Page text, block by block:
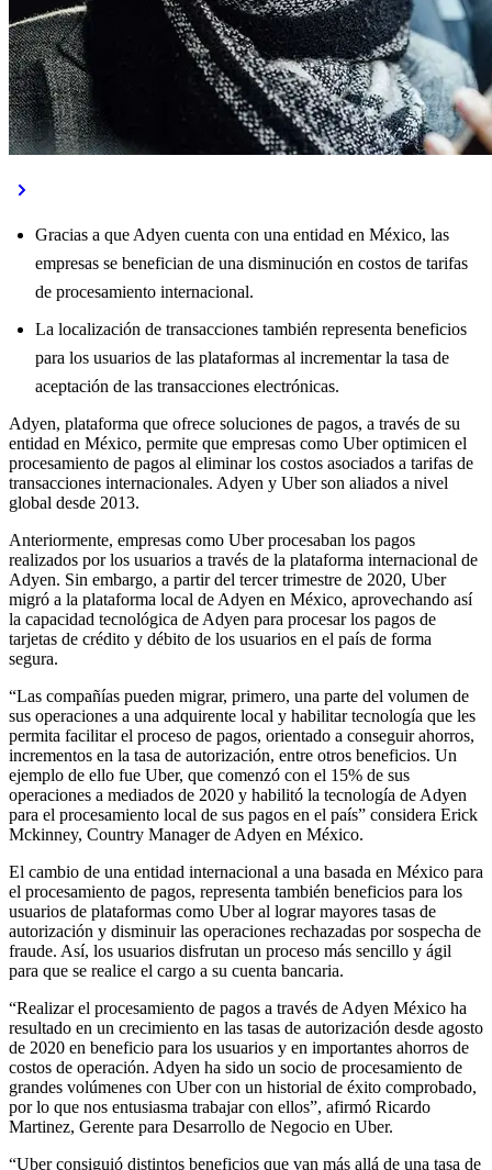
Gracias a que Adyen cuenta con una entidad en México, las
empresas se benefician de una disminución en costos de tarifas
de procesamiento internacional.
La localización de transacciones también representa beneficios
para los usuarios de las plataformas al incrementar la tasa de
aceptación de las transacciones electrónicas.
Adyen, plataforma que ofrece soluciones de pagos, a través de su
entidad en México, permite que empresas como Uber optimicen el
procesamiento de pagos al eliminar los costos asociados a tarifas de
transacciones internacionales. Adyen y Uber son aliados a nivel
global desde 2013.
Anteriormente, empresas como Uber procesaban los pagos
realizados por los usuarios a través de la plataforma internacional de
Adyen. Sin embargo, a partir del tercer trimestre de 2020, Uber
migró a la plataforma local de Adyen en México, aprovechando así
la capacidad tecnológica de Adyen para procesar los pagos de
tarjetas de crédito y débito de los usuarios en el país de forma
segura.
“Las compañías pueden migrar, primero, una parte del volumen de
sus operaciones a una adquirente local y habilitar tecnología que les
permita facilitar el proceso de pagos, orientado a conseguir ahorros,
incrementos en la tasa de autorización, entre otros beneficios. Un
ejemplo de ello fue Uber, que comenzó con el 15% de sus
operaciones a mediados de 2020 y habilitó la tecnología de Adyen
para el procesamiento local de sus pagos en el país” considera Erick
Mckinney, Country Manager de Adyen en México.
El cambio de una entidad internacional a una basada en México para
el procesamiento de pagos, representa también beneficios para los
usuarios de plataformas como Uber al lograr mayores tasas de
autorización y disminuir las operaciones rechazadas por sospecha de
fraude. Así, los usuarios disfrutan un proceso más sencillo y ágil
para que se realice el cargo a su cuenta bancaria.
“Realizar el procesamiento de pagos a través de Adyen México ha
resultado en un crecimiento en las tasas de autorización desde agosto
de 2020 en beneficio para los usuarios y en importantes ahorros de
costos de operación. Adyen ha sido un socio de procesamiento de
grandes volúmenes con Uber con un historial de éxito comprobado,
por lo que nos entusiasma trabajar con ellos”, afirmó Ricardo
Martinez, Gerente para Desarrollo de Negocio en Uber.
“Uber consiguió distintos beneficios que van más allá de una tasa de